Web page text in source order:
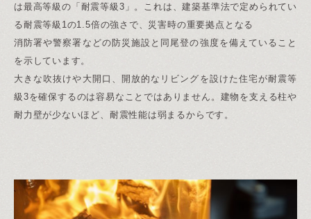
は最高等級の「耐震等級3」。これは、建築基準法で定められてい
る耐震等級1の1.5倍の強さで、災害時の重要拠点となる
消防署や警察署などの防災施設と同尾登の強度を備えていること
を示しています。
大きな吹抜けや大開口、開放的なリビングを設けた住宅が耐震等
級3を確保するのは容易なことではありません。建物を支える柱や
耐力壁が少ないほど、耐震性能は弱まるからです。